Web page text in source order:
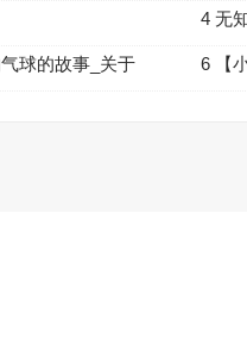
4 无
球的故事_关于 6 【